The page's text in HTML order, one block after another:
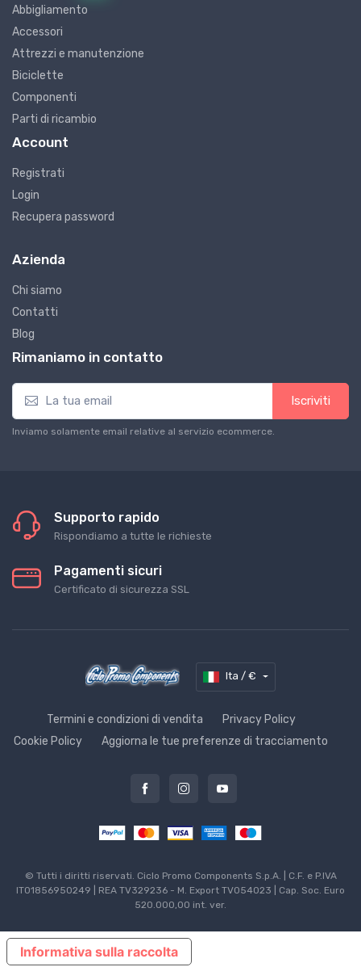
Abbigliamento
Accessori
Attrezzi e manutenzione
Biciclette
Componenti
Parti di ricambio
Account
Registrati
Login
Recupera password
Azienda
Chi siamo
Contatti
Blog
Rimaniamo in contatto
Iscriviti
Inviamo solamente email relative al servizio ecommerce.
Supporto rapido
Rispondiamo a tutte le richieste
Pagamenti sicuri
Certificato di sicurezza SSL
Ita / €
Termini e condizioni di vendita
Privacy Policy
Cookie Policy
Aggiorna le tue preferenze di tracciamento
© Tutti i diritti riservati. Ciclo Promo Components S.p.A. | C.F. e P.IVA
IT01856950249 | REA TV329236 - M. Export TV054023 | Cap. Soc. Euro
520.000,00 int. ver.
Informativa sulla raccolta